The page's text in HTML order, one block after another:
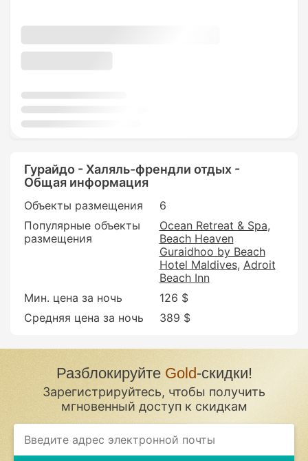
Гурайдо - Халяль-френдли отдых -
Общая информация
Объекты размещения
6
Популярные объекты
размещения
Ocean Retreat & Spa
Beach Heaven
Guraidhoo by Beach
Hotel Maldives Adroit
Beach Inn
Мин. цена за ночь
126 $
Средняя цена за ночь
389 $
Разблокируйте Gold-скидки!
Зарегистрируйтесь, чтобы получить
мгновенный доступ к скидкам